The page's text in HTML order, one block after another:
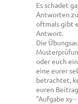
Es schadet
Antworten
oftmals gibt
Antwort.
Die
oder euch
eine eurer
betrachtet,
euren
"Aufgabe xy